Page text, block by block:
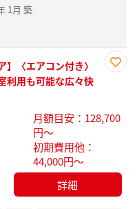
1月 築
録
】〈エアコン付き〉
利用も可能な広々快
月額目安：128,700
円～
初期費用他：
44,000円～
詳細